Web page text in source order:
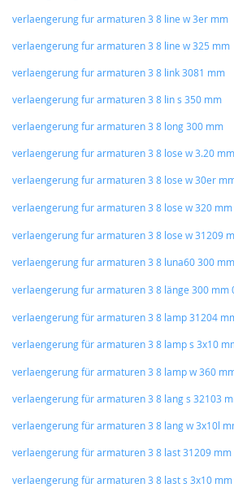
verlaengerung fur armaturen 3 8 line w 3er mm
verlaengerung fur armaturen 3 8 line w 325 mm
verlaengerung fur armaturen 3 8 link 3081 mm
verlaengerung fur armaturen 3 8 lin s 350 mm
verlaengerung fur armaturen 3 8 long 300 mm
verlaengerung fur armaturen 3 8 lose w 3.20 mm
verlaengerung fur armaturen 3 8 lose w 30er
verlaengerung fur armaturen 3 8 lose w 320 mm
verlaengerung fur armaturen 3 8 lose w 31209
verlaengerung fur armaturen 3 8 luna60 300
verlaengerung fur armaturen 3 8 länge 300 mm
verlaengerung für armaturen 3 8 lamp 31204
verlaengerung für armaturen 3 8 lamp s 3x10
verlaengerung für armaturen 3 8 lamp w 360
verlaengerung für armaturen 3 8 lang s 32103
verlaengerung für armaturen 3 8 lang w 3x10l
verlaengerung für armaturen 3 8 last 31209 mm
verlaengerung für armaturen 3 8 last s 3x10 mm